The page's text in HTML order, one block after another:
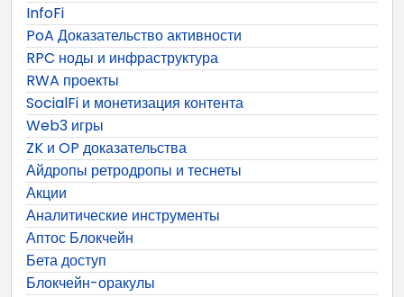
InfoFi
PoA Доказательство активности
RPC ноды и инфраструктура
RWA проекты
SocialFi и монетизация контента
Web3 игры
ZK и OP доказательства
Айдропы ретродропы и теснеты
Акции
Аналитические инструменты
Аптос Блокчейн
Бета доступ
Блокчейн-оракулы